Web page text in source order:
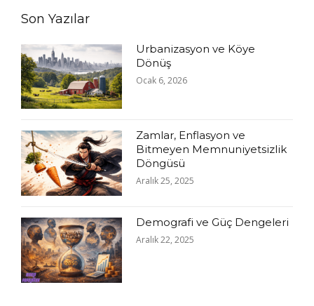
Son Yazılar
Urbanizasyon ve Köye
Dönüş
Ocak 6, 2026
Zamlar, Enflasyon ve
Bitmeyen Memnuniyetsizlik
Döngüsü
Aralık 25, 2025
Demografi ve Güç Dengeleri
Aralık 22, 2025